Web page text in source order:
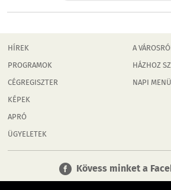
HÍREK
PROGRAMOK
CÉGREGISZTER
KÉPEK
APRÓ
ÜGYELETEK
A
HÁZHOZ
NAPI MENÜ
Kövess minket a